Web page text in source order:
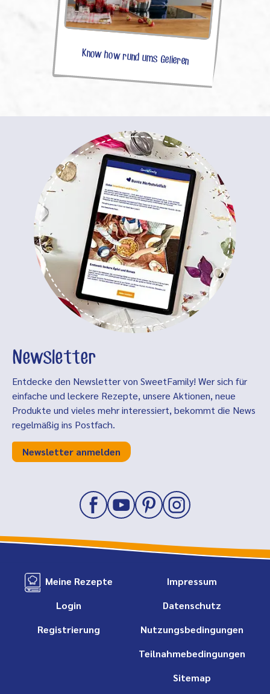
Know how rund ums Gelieren
Newsletter
Entdecke den Newsletter von SweetFamily! Wer sich für
einfache und leckere Rezepte, unsere Aktionen, neue
Produkte und vieles mehr interessiert, bekommt die News
regelmäßig ins Postfach.
Newsletter anmelden
Meine Rezepte
Login
Registrierung
Impressum
Datenschutz
Nutzungsbedingungen
Teilnahmebedingungen
Sitemap